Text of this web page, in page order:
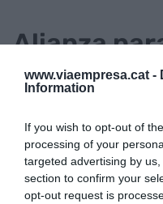
www.viaempresa.cat -
Information
If you wish to opt-out of
processing of your
targeted advertising by
section to confirm your
opt-out request is
Alianza
Catalunya
colaboración entre la
Turisme y el club
de julio. El objetivo
mejorar el